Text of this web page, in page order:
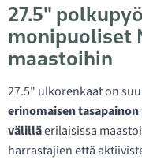
27.5"
monipuoliset
maastoihin
27.5" ulkorenkaat on
erinomaisen
välilläerilaisissa
harrastajien että